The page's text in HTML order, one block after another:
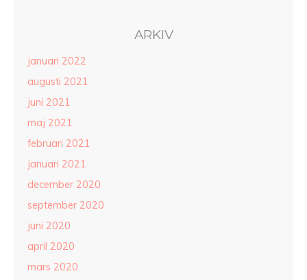
ARKIV
januari 2022
augusti 2021
juni 2021
maj 2021
februari 2021
januari 2021
december 2020
september 2020
juni 2020
april 2020
mars 2020